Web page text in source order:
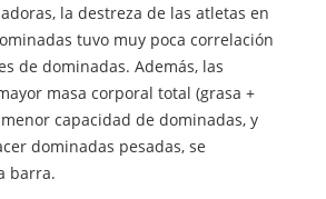
la destreza de las atletas en
tuvo muy poca correlación
de dominadas. Además, las
masa corporal total (grasa +
capacidad de dominadas, y
dominadas pesadas, se
barra.